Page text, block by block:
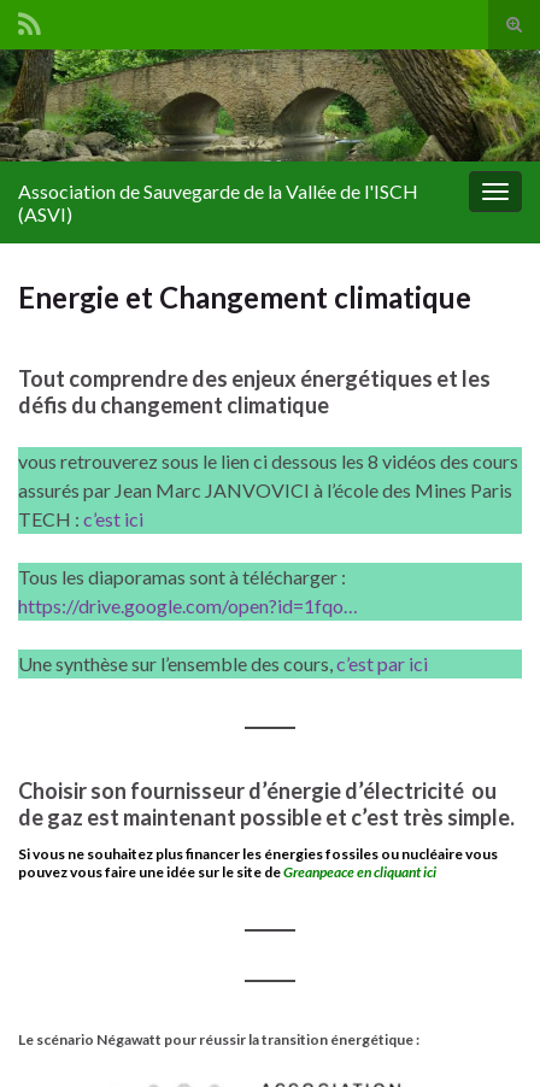
Association de Sauvegarde de la Vallée de l'ISCH
(ASVI)
Energie et Changement climatique
Tout comprendre des enjeux énergétiques et les
défis du changement climatique
vous retrouverez sous le lien ci dessous les 8 vidéos des cours
assurés par Jean Marc JANVOVICI à l’école des Mines Paris
TECH : c’est ici
Tous les diaporamas sont à télécharger :
https://drive.google.com/open?id=1fqo…
Une synthèse sur l’ensemble des cours,c’est par ici
Choisir son fournisseur d’énergie d’électricité ou
de gaz est maintenant possible et c’est très simple.
Si vous ne souhaitez plus financer les énergies fossiles ou nucléaire vous
pouvez vous faire une idée sur le site deGreanpeace en cliquant ici
Le scénario Négawatt pour réussir la transition énergétique :